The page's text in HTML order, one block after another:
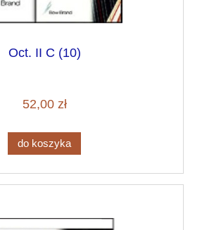
Oct. II C (10)
52,00 zł
do koszyka